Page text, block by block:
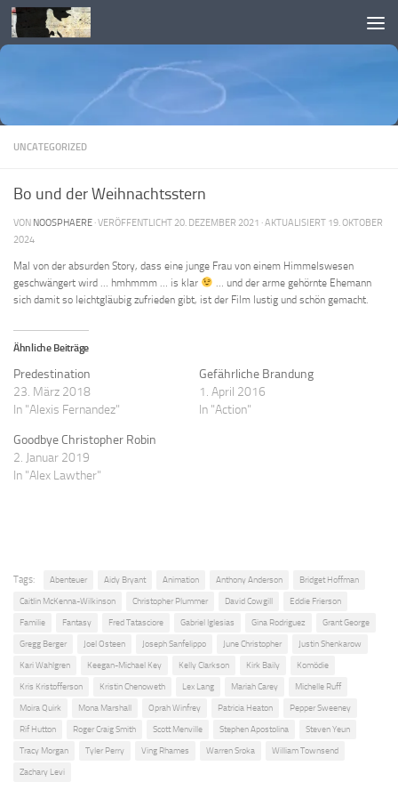
Skip to content
UNCATEGORIZED
Bo und der Weihnachtsstern
VON NOOSPHAERE · VERÖFFENTLICHT 20. DEZEMBER 2021 · AKTUALISIERT 19. OKTOBER
2024
Mal von der absurden Story, dass eine junge Frau von einem Himmelswesen
geschwängert wird … hmhmmm … is klar
… und der arme gehörnte Ehemann
sich damit so leichtgläubig zufrieden gibt, ist der Film lustig und schön gemacht.
Ähnliche Beiträge
Predestination
23. März 2018
In "Alexis Fernandez"
Gefährliche Brandung
1. April 2016
In "Action"
Goodbye Christopher Robin
2. Januar 2019
In "Alex Lawther"
Tags: Abenteuer Aidy Bryant Animation Anthony Anderson Bridget Hoffman
Caitlin McKenna-Wilkinson Christopher Plummer David Cowgill Eddie Frierson
Familie Fantasy Fred Tatasciore Gabriel Iglesias Gina Rodriguez Grant George
Gregg Berger Joel Osteen Joseph Sanfelippo June Christopher Justin Shenkarow
Kari Wahlgren Keegan-Michael Key Kelly Clarkson Kirk Baily Komödie
Kris Kristofferson Kristin Chenoweth Lex Lang Mariah Carey Michelle Ruff
Moira Quirk Mona Marshall Oprah Winfrey Patricia Heaton Pepper Sweeney
Rif Hutton Roger Craig Smith Scott Menville Stephen Apostolina Steven Yeun
Tracy Morgan Tyler Perry Ving Rhames Warren Sroka William Townsend
Zachary Levi